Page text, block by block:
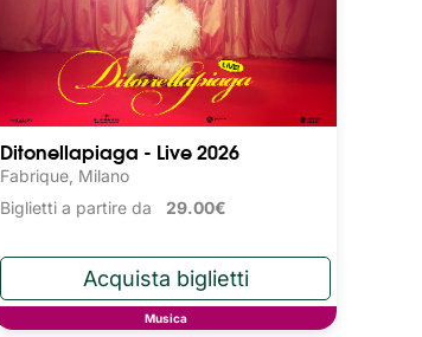
Ditonellapiaga - Live 2026
Fabrique, Milano
Biglietti a partire da 29.00€
Musica